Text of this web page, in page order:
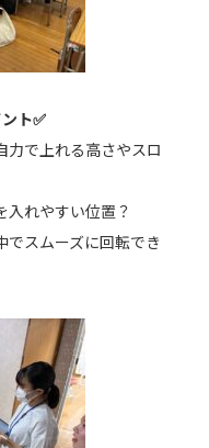
ト✅️
力で上れる高さやスロ
入れやすい位置？
でスムーズに回転でき
LINE